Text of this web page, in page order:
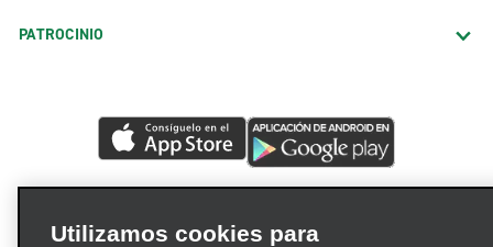
PATROCINIO
Utilizamos cookies para